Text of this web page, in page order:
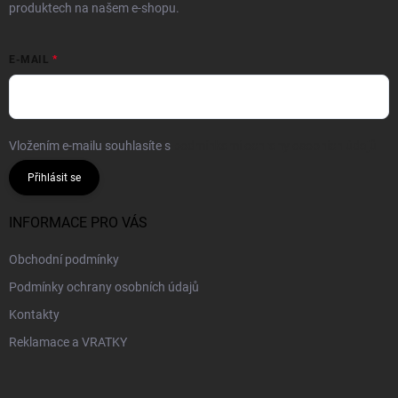
produktech na našem e-shopu.
E-MAIL
Vložením e-mailu souhlasíte s
Přihlásit se
INFORMACE PRO VÁS
Obchodní podmínky
Podmínky ochrany osobních údajů
Kontakty
Reklamace a VRATKY